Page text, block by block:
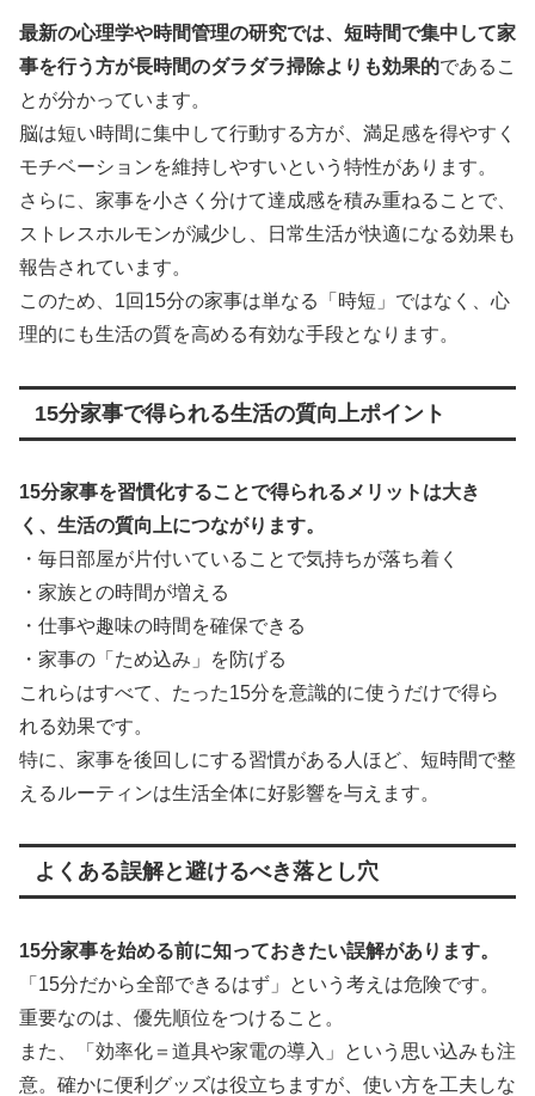
最新の心理学や時間管理の研究では、短時間で集中して家
事を行う方が長時間のダラダラ掃除よりも効果的であるこ
とが分かっています。
脳は短い時間に集中して行動する方が、満足感を得やすく
モチベーションを維持しやすいという特性があります。
さらに、家事を小さく分けて達成感を積み重ねることで、
ストレスホルモンが減少し、日常生活が快適になる効果も
報告されています。
このため、1回15分の家事は単なる「時短」ではなく、心
理的にも生活の質を高める有効な手段となります。
15分家事で得られる生活の質向上ポイント
15分家事を習慣化することで得られるメリットは大き
く、生活の質向上につながります。
・毎日部屋が片付いていることで気持ちが落ち着く
・家族との時間が増える
・仕事や趣味の時間を確保できる
・家事の「ため込み」を防げる
これらはすべて、たった15分を意識的に使うだけで得ら
れる効果です。
特に、家事を後回しにする習慣がある人ほど、短時間で整
えるルーティンは生活全体に好影響を与えます。
よくある誤解と避けるべき落とし穴
15分家事を始める前に知っておきたい誤解があります。
「15分だから全部できるはず」という考えは危険です。
重要なのは、優先順位をつけること。
また、「効率化＝道具や家電の導入」という思い込みも注
意。確かに便利グッズは役立ちますが、使い方を工夫しな